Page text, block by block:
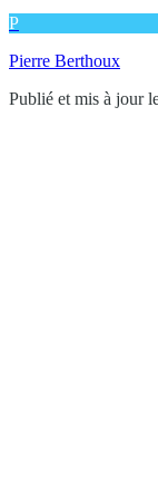
P
Pierre Berthoux
Publié et mis à jour